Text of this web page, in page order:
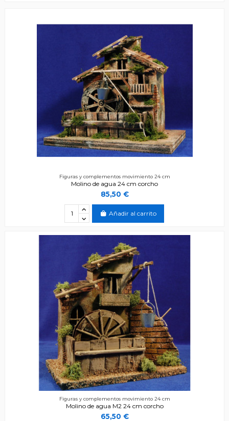
Figuras y complementos movimiento 24 cm
Molino de agua 24 cm corcho
85,50 €
Añadir al carrito
Figuras y complementos movimiento 24 cm
Molino de agua M2 24 cm corcho
65,50 €